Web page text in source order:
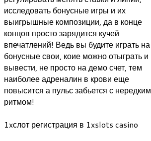
исследовать бонусные игры и их
выигрышные композиции, да в конце
концов просто зарядится кучей
впечатлений! Ведь вы будите играть на
бонусные свои, коие можно отыграть и
вывести, не просто на демо счет, тем
наиболее адреналин в крови еще
повысится а пульс забьется с нередким
ритмом!
1xслот регистрация в 1xslots casino